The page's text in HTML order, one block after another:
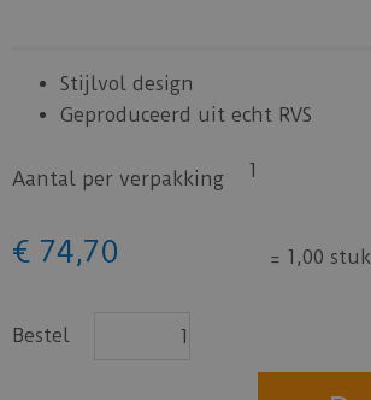
Stijlvol design
Geproduceerd uit echt RVS
Aantal per verpakking 1
€ 74,70 = 1,00 stuk
Bestel